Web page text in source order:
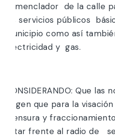
nomenclador de la calle
los servicios públicos
municipio como así
electricidad y gas.
CONSIDERANDO: Que
exigen que para la
mensura y
estar frente al radio de